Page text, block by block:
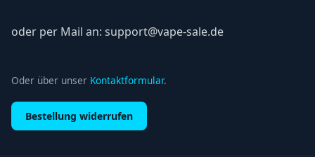
oder per Mail an: support@vape-sale.de
Oder über unser Kontaktformular.
Bestellung widerrufen